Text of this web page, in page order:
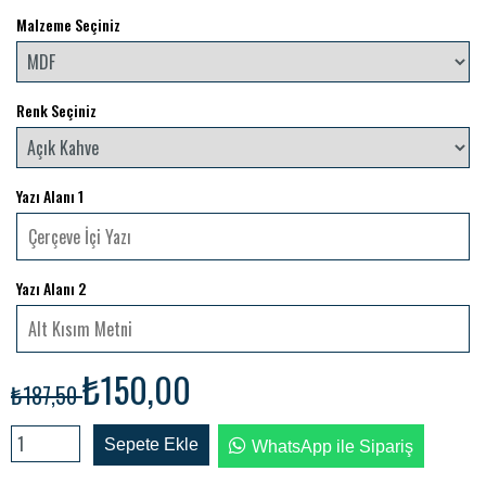
Malzeme Seçiniz
Renk Seçiniz
Yazı Alanı 1
Yazı Alanı 2
₺187,50₺150,00
Sepete Ekle WhatsApp ile Sipariş